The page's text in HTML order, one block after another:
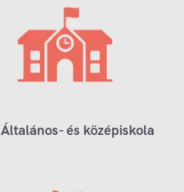
Általános- és középiskola